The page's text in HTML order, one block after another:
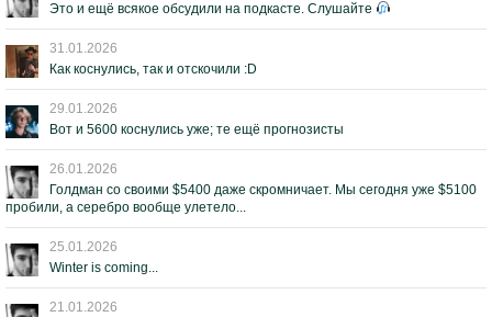
Это и ещё всякое обсудили на подкасте. Слушайте
31.01.2026
Как коснулись, так и отскочили :D
29.01.2026
Вот и 5600 коснулись уже; те ещё прогнозисты
26.01.2026
Голдман со своими $5400 даже скромничает. Мы сегодня уже $5100
пробили, а серебро вообще улетело...
25.01.2026
Winter is coming...
21.01.2026